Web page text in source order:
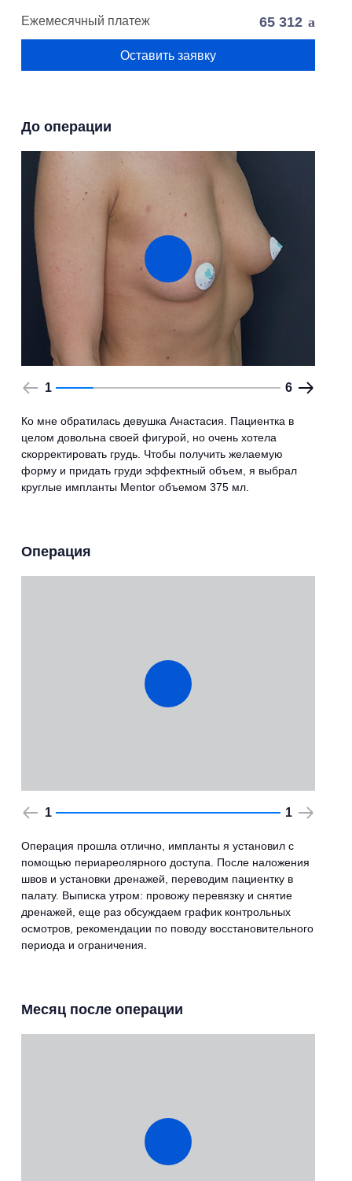
Ежемесячный платеж 65 312
Оставить заявку
До операции
1 6
Ко мне обратилась девушка Анастасия. Пациентка в
целом довольна своей фигурой, но очень хотела
скорректировать грудь. Чтобы получить желаемую
форму и придать груди эффектный объем, я выбрал
круглые импланты Mentor объемом 375 мл.
Операция
1 1
Операция прошла отлично, импланты я установил с
помощью периареолярного доступа. После наложения
швов и установки дренажей, переводим пациентку в
палату. Выписка утром: провожу перевязку и снятие
дренажей, еще раз обсуждаем график контрольных
осмотров, рекомендации по поводу восстановительного
периода и ограничения.
Месяц после операции